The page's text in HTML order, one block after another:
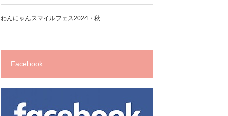
わんにゃんスマイルフェス2024・秋
Facebook